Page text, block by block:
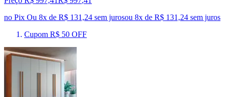
no Pix Ou 8x de R$ 131,24 sem jurosou 8x de R$ 131,24 sem juros
Cupom R$ 50 OFF